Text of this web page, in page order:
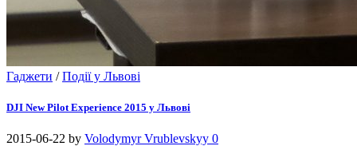
Гаджети /Події у Львові
DJI New Pilot Experience 2015 у Львові
2015-06-22 by Volodymyr Vrublevskyy 0